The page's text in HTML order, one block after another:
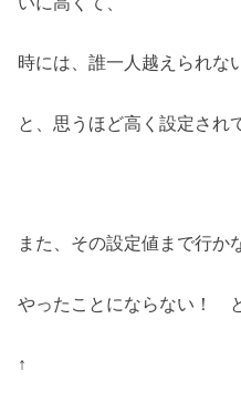
時には、誰一人越えられな
と、思うほど高く設定さ
また、その設定値まで行か
やったことにならない！
↑